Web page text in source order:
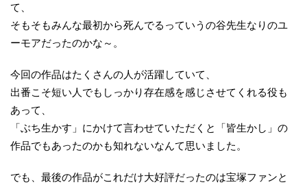
て、
そもそもみんな最初から死んでるっていうの谷先生なりのユ
ーモアだったのかな～。
今回の作品はたくさんの人が活躍していて、
出番こそ短い人でもしっかり存在感を感じさせてくれる役も
あって、
「ぶち生かす」にかけて言わせていただくと「皆生かし」の
作品でもあったのかも知れないなんて思いました。
でも、最後の作品がこれだけ大好評だったのは宝塚ファンと